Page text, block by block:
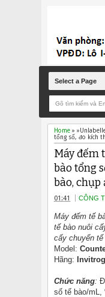
Select a Page
Home »
tổng số, đo kích
Máy đếm
bào tổng
bào, chụp
01:41 CÔNG
Máy đếm tế
tế bào nuôi
cấy chuyển tế
Model:
Hãng:
Chức năng:
số tế bào/mL,